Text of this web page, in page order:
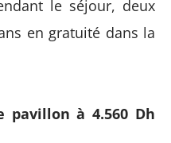
le séjour, deux
en gratuité dans la
pavillon à 4.560 Dh